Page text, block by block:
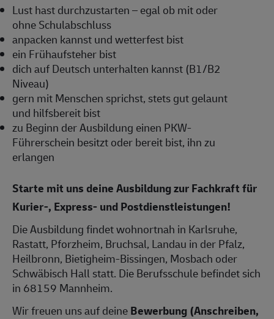
Lust hast durchzustarten – egal ob mit oder
ohne Schulabschluss
anpacken kannst und wetterfest bist
ein Frühaufsteher bist
dich auf Deutsch unterhalten kannst (B1/B2
Niveau)
gern mit Menschen sprichst, stets gut gelaunt
und hilfsbereit bist
zu Beginn der Ausbildung einen PKW-
Führerschein besitzt oder bereit bist, ihn zu
erlangen
Starte mit uns deine Ausbildung zur Fachkraft für
Kurier-, Express- und Postdienstleistungen!
Die Ausbildung findet wohnortnah in Karlsruhe,
Rastatt, Pforzheim, Bruchsal, Landau in der Pfalz,
Heilbronn, Bietigheim-Bissingen, Mosbach oder
Schwäbisch Hall statt. Die Berufsschule befindet sich
in 68159 Mannheim.
Wir freuen uns auf deineBewerbung (Anschreiben,